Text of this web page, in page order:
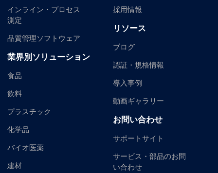
インライン・プロセス
測定
品質管理ソフトウェア
業界別ソリューション
食品
飲料
プラスチック
化学品
バイオ医薬
建材
採用情報
リソース
ブログ
認証・規格情報
導入事例
動画ギャラリー
お問い合わせ
サポートサイト
サービス・部品のお問
い合わせ